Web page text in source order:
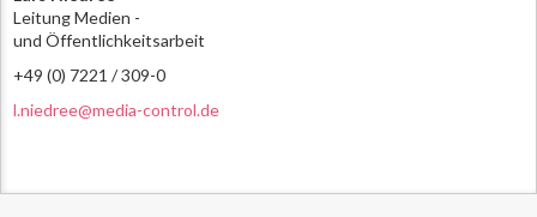
Leitung Medien -
und Öffentlichkeitsarbeit
+49 (0) 7221 / 309-0
l.niedree@media-control.de